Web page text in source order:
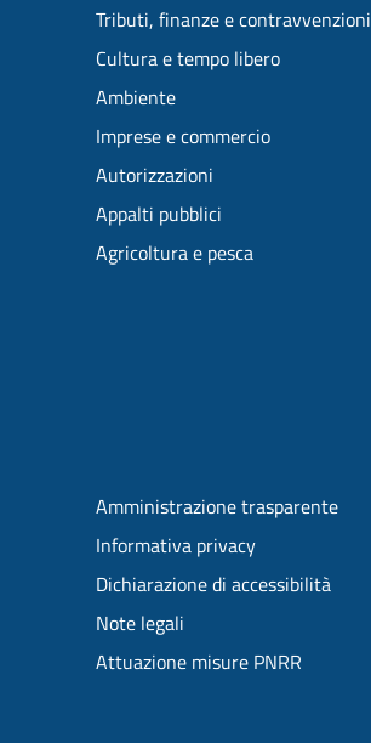
Tributi, finanze e contravvenzioni
Cultura e tempo libero
Ambiente
Imprese e commercio
Autorizzazioni
Appalti pubblici
Agricoltura e pesca
Amministrazione trasparente
Informativa privacy
Dichiarazione di accessibilità
Note legali
Attuazione misure PNRR